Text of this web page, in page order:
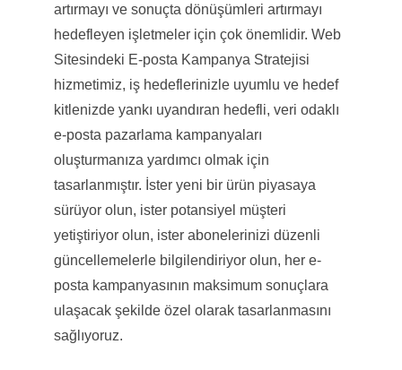
artırmayı ve sonuçta dönüşümleri artırmayı
hedefleyen işletmeler için çok önemlidir. Web
Sitesindeki E-posta Kampanya Stratejisi
hizmetimiz, iş hedeflerinizle uyumlu ve hedef
kitlenizde yankı uyandıran hedefli, veri odaklı
e-posta pazarlama kampanyaları
oluşturmanıza yardımcı olmak için
tasarlanmıştır. İster yeni bir ürün piyasaya
sürüyor olun, ister potansiyel müşteri
yetiştiriyor olun, ister abonelerinizi düzenli
güncellemelerle bilgilendiriyor olun, her e-
posta kampanyasının maksimum sonuçlara
ulaşacak şekilde özel olarak tasarlanmasını
sağlıyoruz.